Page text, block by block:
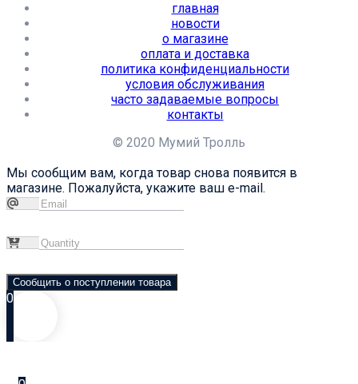
главная
новости
о магазине
оплата и доставка
политика конфиденциальности
условия обслуживания
часто задаваемые вопросы
контакты
© 2020 Мумий Тролль
Мы сообщим вам, когда товар снова появится в
магазине. Пожалуйста, укажите ваш e-mail.
Сообщить о поступлении товара
0